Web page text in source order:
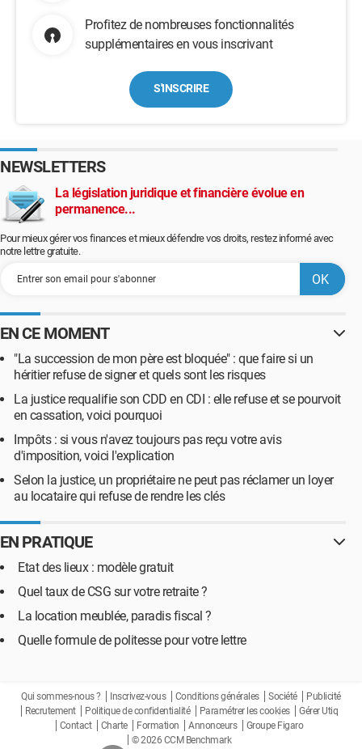
Profitez de nombreuses fonctionnalités
supplémentaires en vous inscrivant
S'INSCRIRE
NEWSLETTERS
La législation juridique et financière évolue en
permanence...
Pour mieux gérer vos finances et mieux défendre vos droits, restez informé avec
notre lettre gratuite.
EN CE MOMENT
"La succession de mon père est bloquée" : que faire si un
héritier refuse de signer et quels sont les risques
La justice requalifie son CDD en CDI : elle refuse et se pourvoit
en cassation, voici pourquoi
Impôts : si vous n'avez toujours pas reçu votre avis
d'imposition, voici l'explication
Selon la justice, un propriétaire ne peut pas réclamer un loyer
au locataire qui refuse de rendre les clés
EN PRATIQUE
Etat des lieux : modèle gratuit
Quel taux de CSG sur votre retraite ?
La location meublée, paradis fiscal ?
Quelle formule de politesse pour votre lettre
Qui sommes-nous ? Inscrivez-vous Conditions générales Société
Publicité
Recrutement
Politique de confidentialité Paramétrer les cookies
Gérer Utiq
Contact
Charte Formation Annonceurs
Groupe Figaro
© 2026 CCM Benchmark